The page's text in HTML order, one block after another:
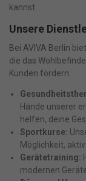
kannst.
Unsere
Bei AVIVA Berlin
die das
Kunden fördern:
Hände unserer
helfen, deine
Sportkurse:
Möglichkeit,
Gerätetraining:
modernen